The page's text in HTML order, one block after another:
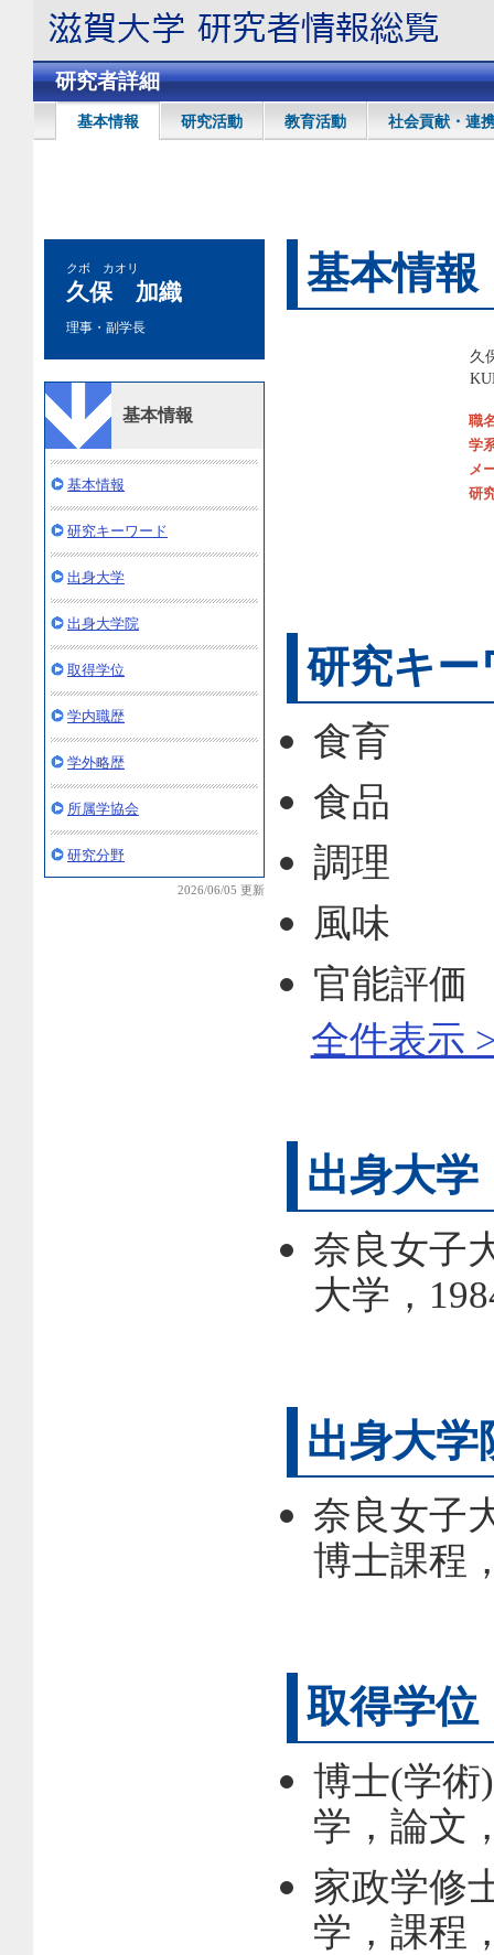
研究者詳細
基本情報 研究活動 教育活動 社会貢献・連
クボ カオリ
久保 加織
理事・副学長
基本情報
基本情報
研究キーワード
出身大学
出身大学院
取得学位
学内職歴
学外略歴
所属学協会
研究分野
2026/06/05 更新
基本情報
久
職
学
メ
研
研究キー
食育
食品
調理
風味
官能評価
全件表示
出身大学
奈良女子
大学，
出身大学
奈良女子
博士課程
取得学位
博士(学術
学，論文
家政学修
学，課程